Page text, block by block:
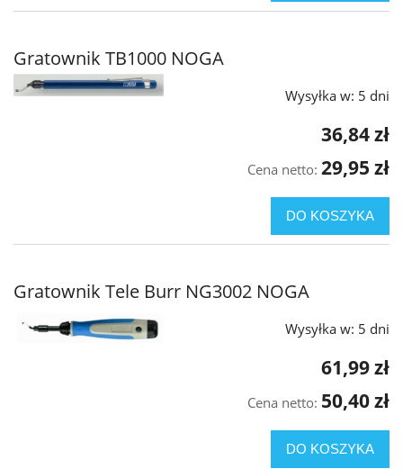
Gratownik TB1000 NOGA
Wysyłka w: 5 dni
36,84 zł
Cena netto: 29,95 zł
DO KOSZYKA
Gratownik Tele Burr NG3002 NOGA
Wysyłka w: 5 dni
61,99 zł
Cena netto: 50,40 zł
DO KOSZYKA